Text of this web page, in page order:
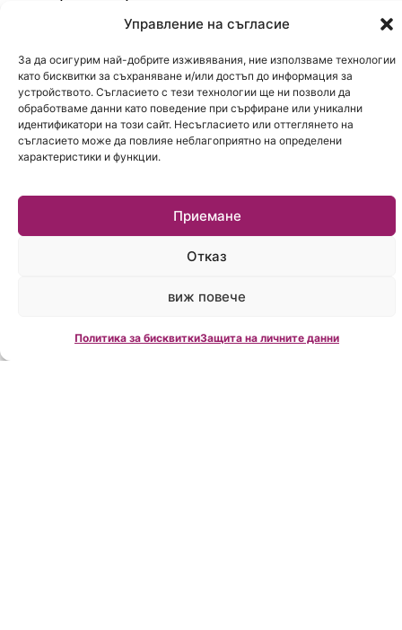
Управление на съгласие
За да осигурим най-добрите изживявания, ние използваме технологии
като бисквитки за съхраняване и/или достъп до информация за
устройството. Съгласието с тези технологии ще ни позволи да
обработваме данни като поведение при сърфиране или уникални
идентификатори на този сайт. Несъгласието или оттеглянето на
съгласието може да повлияе неблагоприятно на определени
характеристики и функции.
Приемане
Отказ
виж повече
Политика за бисквиткиЗащита на личните данни
сметката и ако ще теглят заем, месечната
вноска по всичките им кредити да не
надвишава 30/35 на сто от общите доходи на
домакинството. А също и да имат заделени
настрана буферни вноски поне за шест месеца
– авариен фонд, с който да обслужват
кредита, но и други разходи, ако някой остане
жилището, да не се налага да го продават “на
пожар”, защото пазарът веднага усеща
, добави още Василев.
Цялото интервю вижте във видеото